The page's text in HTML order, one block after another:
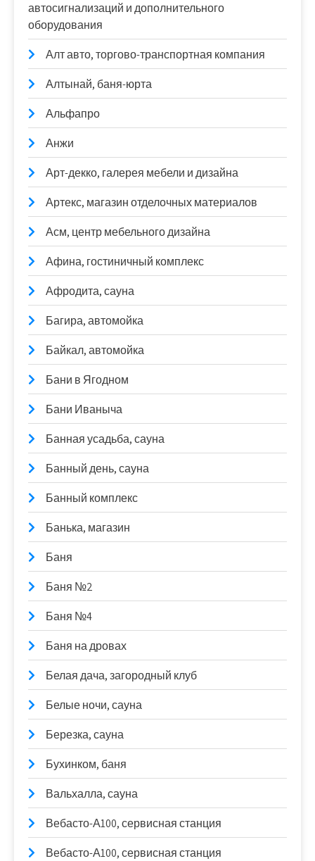
автосигнализаций и дополнительного
оборудования
Алт авто, торгово-транспортная компания
Алтынай, баня-юрта
Альфапро
Анжи
Арт-декко, галерея мебели и дизайна
Артекс, магазин отделочных материалов
Асм, центр мебельного дизайна
Афина, гостиничный комплекс
Афродита, сауна
Багира, автомойка
Байкал, автомойка
Бани в Ягодном
Бани Иваныча
Банная усадьба, сауна
Банный день, сауна
Банный комплекс
Банька, магазин
Баня
Баня №2
Баня №4
Баня на дровах
Белая дача, загородный клуб
Белые ночи, сауна
Березка, сауна
Бухинком, баня
Вальхалла, сауна
Вебасто-А100, сервисная станция
Вебасто-А100, сервисная станция